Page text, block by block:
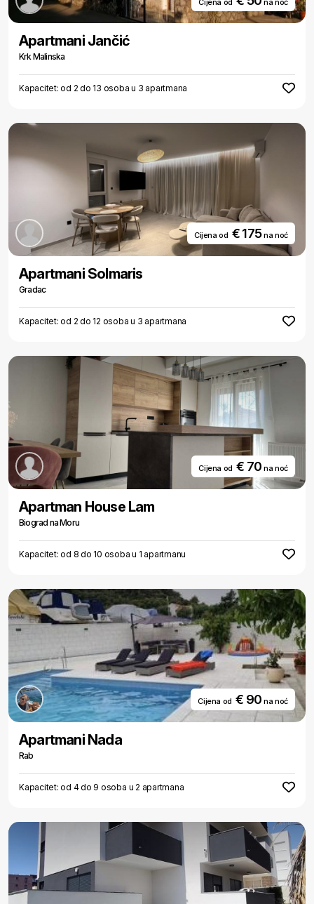
Cijena od na noć
Apartmani Jančić
Krk Malinska
Kapacitet: od 2 do 13 osoba u 3 apartmana
Cijena od € 175na noć
Apartmani Solmaris
Gradac
Kapacitet: od 2 do 12 osoba u 3 apartmana
Cijena od € 70na noć
Apartman House Lam
Biograd na Moru
Kapacitet: od 8 do 10 osoba u 1 apartmanu
Cijena od € 90na noć
Apartmani Nada
Rab
Kapacitet: od 4 do 9 osoba u 2 apartmana